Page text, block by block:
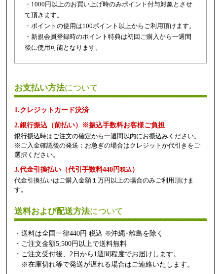
・1000円以上のお買い上げ時のみポイント付与対象とさせ
て頂きます。
・ポイントの使用は100ポイント以上からご利用頂けます。
・新規会員登録時のポイント特典は初回ご購入から一週間
後に使用可能となります。
お支払い方法について
1.クレジットカード決済
2.銀行振込（前払い）※振込手数料お客様ご負担
銀行振込時はご注文の確定から一週間以内にお振込みください。
※ご入金確認後の発送：お急ぎの場合はクレジットか代引きをご
選択ください。
3.代金引換払い（代引手数料440円税込）
代金引換払いはご購入金額１万円以上の場合のみご利用頂けま
す。
送料および配送方法について
・送料は全国一律440円 税込 ※沖縄･離島を除く
・ご注文金額5,500円以上で送料無料
・ご注文受付後、2日から1週間程度でお届けします。
※在庫切れ等で発送が遅れる場合はご連絡いたします。